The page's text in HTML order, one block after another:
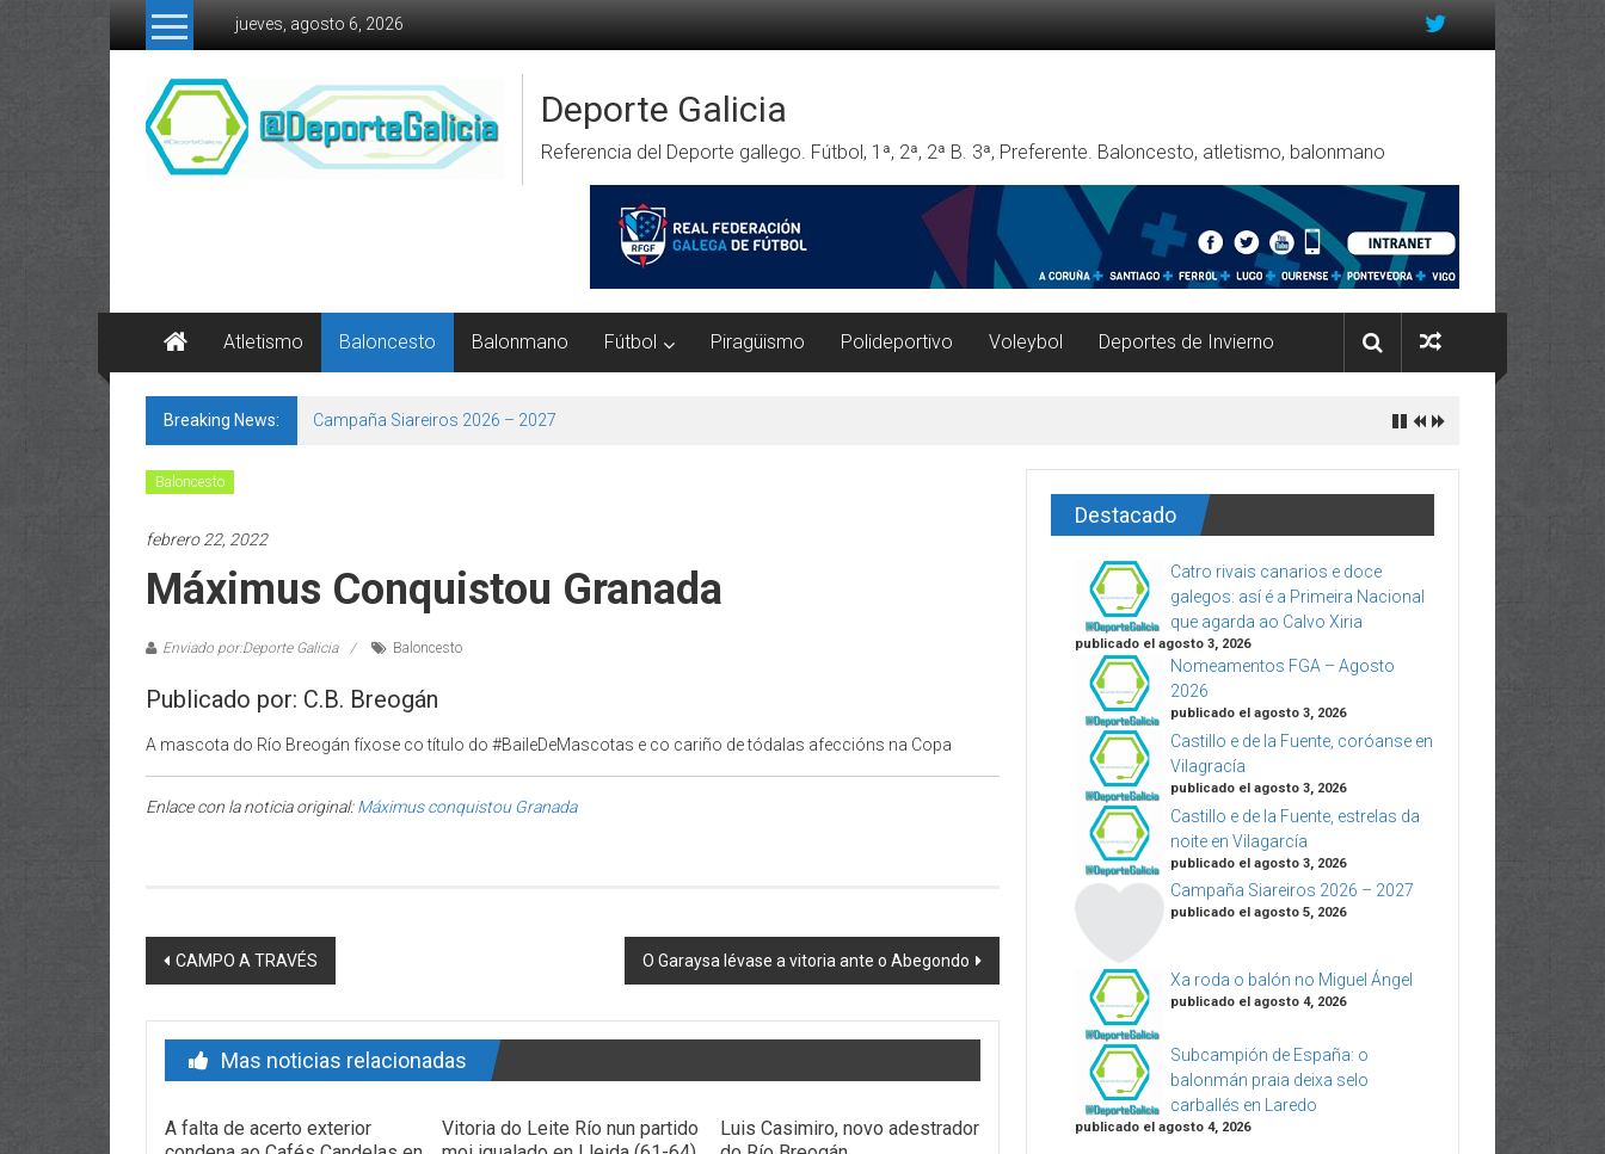
Skip to content
jueves, agosto 6, 2026
Deporte Galicia
Referencia del Deporte gallego. Fútbol, 1ª, 2ª, 2ª B. 3ª, Preferente. Baloncesto, atletismo, balonmano
Atletismo Baloncesto Balonmano Fútbol Piragüismo Polideportivo Voleybol Deportes de Invierno
Breaking News: Campaña Siareiros 2026 – 2027
Baloncesto
febrero 22, 2022
Máximus Conquistou Granada
Enviado por:Deporte Galicia Baloncesto
Publicado por: C.B. Breogán
A mascota do Río Breogán fíxose co título do #BaileDeMascotas e co cariño de tódalas afeccións na Copa
Enlace con la noticia original:Máximus conquistou Granada
Post navigation
CAMPO A TRAVÉS O Garaysa lévase a vitoria ante o Abegondo
Mas noticias relacionadas
A falta de acerto exterior
Vitoria do Leite Río nun partido
Luis Casimiro, novo adestrador
Destacado
Catro rivais canarios e doce
galegos: así é a Primeira Nacional
que agarda ao Calvo Xiria
publicado el agosto 3, 2026
Nomeamentos FGA – Agosto
2026
publicado el agosto 3, 2026
Castillo e de la Fuente, coróanse en
Vilagracía
publicado el agosto 3, 2026
Castillo e de la Fuente, estrelas da
noite en Vilagarcía
publicado el agosto 3, 2026
Campaña Siareiros 2026 – 2027
publicado el agosto 5, 2026
Xa roda o balón no Miguel Ángel
publicado el agosto 4, 2026
Subcampión de España: o
balonmán praia deixa selo
carballés en Laredo
publicado el agosto 4, 2026